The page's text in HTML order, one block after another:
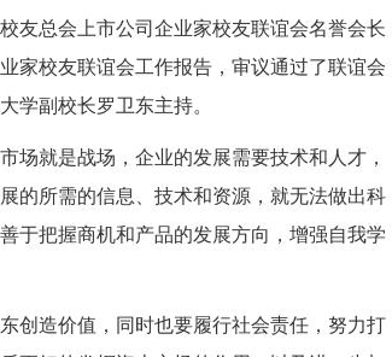
友总会上市公司企业家校友联谊会名誉会长
家校友联谊会工作报告，审议通过了联谊会
学副校长罗卫东主持。
场就是战场，企业的发展需要技术和人才，
的所需的信息、技术和资源，就无法做出科
于把握商机和产品的发展方向，增强自我学
创造价值，同时也要履行社会责任，努力打